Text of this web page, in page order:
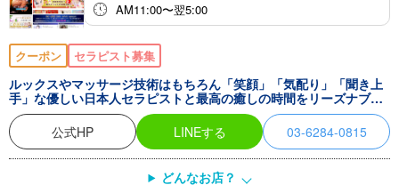
AM11:00〜翌5:00
クーポン セラピスト募集
ルックスやマッサージ技術はもちろん「笑顔」「気配り」「聞き上
手」な優しい日本人セラピストと最高の癒しの時間をリーズナブル
な価格で貴方のもとへおとどけする出張エステ・出張マッサージで
す。
公式HP LINEする 03-6284-0815
どんなお店？